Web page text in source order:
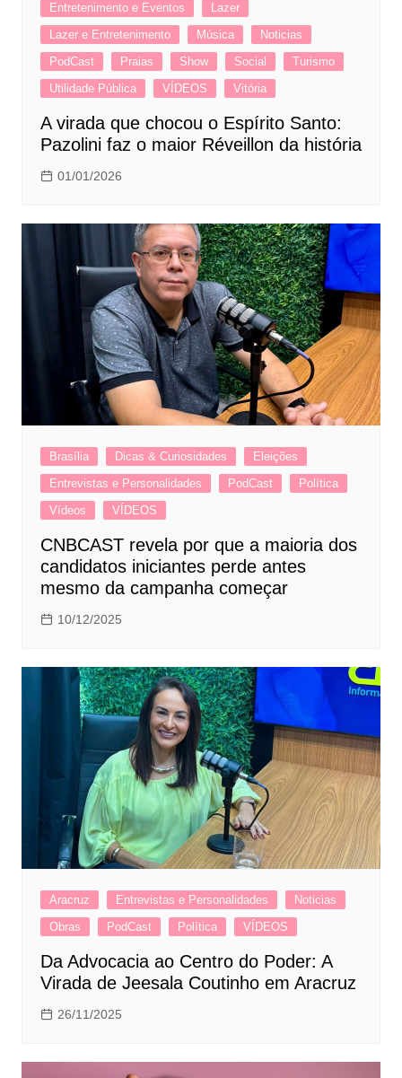
Entretenimento e Eventos
Lazer
Lazer e Entretenimento
Música
Noticias
PodCast
Praias Show Social
Turismo
Utilidade Pública
VÍDEOS Vitória
A virada que chocou o Espírito Santo:
Pazolini faz o maior Réveillon da história
01/01/2026
Brasília Dicas & Curiosidades
Eleições
Entrevistas e Personalidades
PodCast
Política
Vídeos
VÍDEOS
CNBCAST revela por que a maioria dos
candidatos iniciantes perde antes
mesmo da campanha começar
10/12/2025
Aracruz Entrevistas e Personalidades
Noticias
Obras
PodCast Política VÍDEOS
Da Advocacia ao Centro do Poder: A
Virada de Jeesala Coutinho em Aracruz
26/11/2025